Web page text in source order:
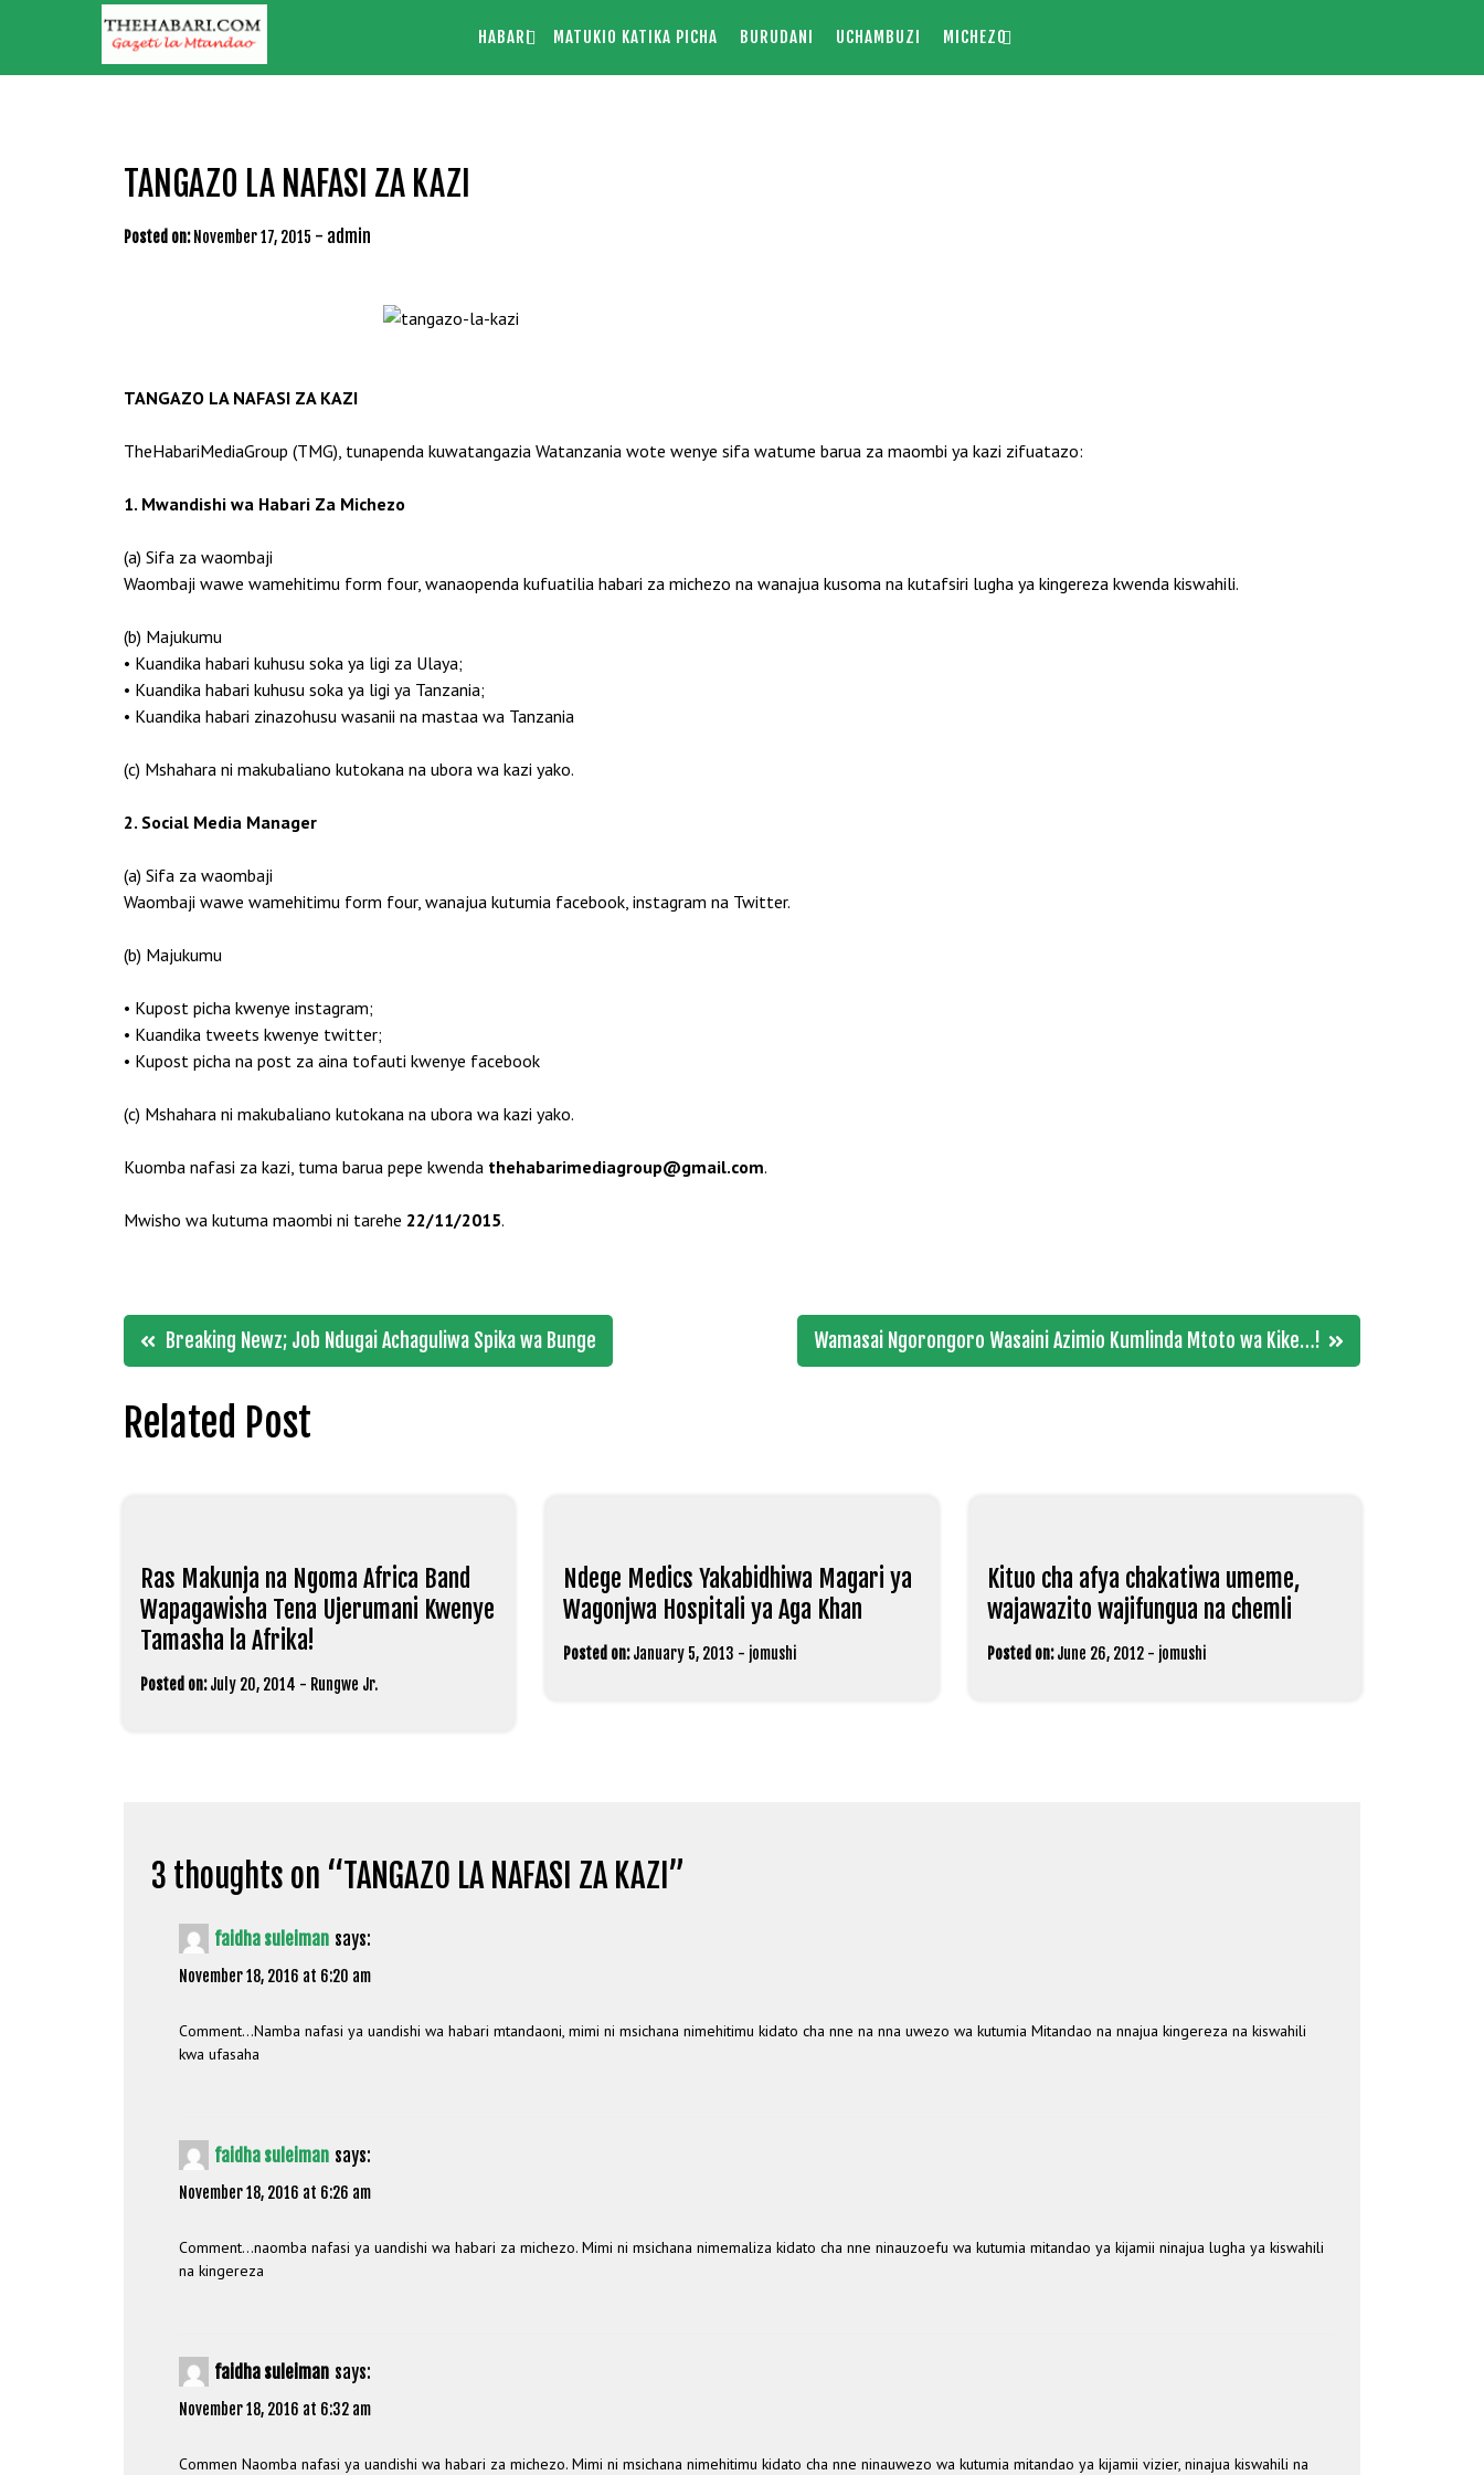
HABARI MATUKIO KATIKA PICHA BURUDANI UCHAMBUZI MICHEZO
TANGAZO LA NAFASI ZA KAZI
Posted on: November 17, 2015 - admin
TANGAZO LA NAFASI ZA KAZI
TheHabariMediaGroup (TMG), tunapenda kuwatangazia Watanzania wote wenye sifa watume barua za maombi ya kazi zifuatazo:
1. Mwandishi wa Habari Za Michezo
(a) Sifa za waombaji
Waombaji wawe wamehitimu form four, wanaopenda kufuatilia habari za michezo na wanajua kusoma na kutafsiri lugha ya kingereza kwenda kiswahili.
(b) Majukumu
• Kuandika habari kuhusu soka ya ligi za Ulaya;
• Kuandika habari kuhusu soka ya ligi ya Tanzania;
• Kuandika habari zinazohusu wasanii na mastaa wa Tanzania
(c) Mshahara ni makubaliano kutokana na ubora wa kazi yako.
2. Social Media Manager
(a) Sifa za waombaji
Waombaji wawe wamehitimu form four, wanajua kutumia facebook, instagram na Twitter.
(b) Majukumu
• Kupost picha kwenye instagram;
• Kuandika tweets kwenye twitter;
• Kupost picha na post za aina tofauti kwenye facebook
(c) Mshahara ni makubaliano kutokana na ubora wa kazi yako.
Kuomba nafasi za kazi, tuma barua pepe kwenda thehabarimediagroup@gmail.com.
Mwisho wa kutuma maombi ni tarehe 22/11/2015.
Post
navigation
Breaking Newz; Job Ndugai Achaguliwa Spika wa Bunge Wamasai Ngorongoro Wasaini Azimio Kumlinda Mtoto wa Kike…!
Related Post
Ras Makunja na Ngoma Africa Band
Wapagawisha Tena Ujerumani Kwenye
Tamasha la Afrika!
Posted on: July 20, 2014 - Rungwe Jr.
Ndege Medics Yakabidhiwa Magari ya
Wagonjwa Hospitali ya Aga Khan
Posted on: January 5, 2013 - jomushi
Kituo cha afya chakatiwa umeme,
wajawazito wajifungua na chemli
Posted on: June 26, 2012- jomushi
3 thoughts on “TANGAZO LA NAFASI ZA KAZI ”
faidha suleiman says:
November 18, 2016 at 6:20 am
Comment…Namba nafasi ya uandishi wa habari mtandaoni, mimi ni msichana nimehitimu kidato cha nne na nna uwezo wa kutumia Mitandao na nnajua kingereza na kiswahili
kwa ufasaha
faidha suleiman says:
November 18, 2016 at 6:26 am
Comment…naomba nafasi ya uandishi wa habari za michezo. Mimi ni msichana nimemaliza kidato cha nne ninauzoefu wa kutumia mitandao ya kijamii ninajua lugha ya kiswahili
na kingereza
faidha suleiman says:
November 18, 2016 at 6:32 am
Commen Naomba nafasi ya uandishi wa habari za michezo. Mimi ni msichana nimehitimu kidato cha nne ninauwezo wa kutumia mitandao ya kijamii vizier, ninajua kiswahili na